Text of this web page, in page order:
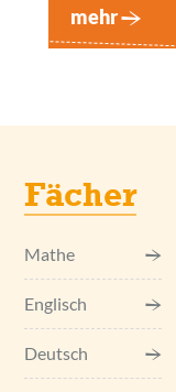
mehr
Fächer
Mathe
Englisch
Deutsch